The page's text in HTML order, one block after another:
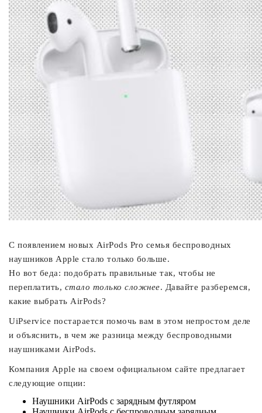
С появлением новых AirPods Pro семья беспроводных
наушников Apple стало только больше.
Но вот беда: подобрать правильные так, чтобы не
переплатить, стало только сложнее. Давайте разберемся,
какие выбрать AirPods?
UiPservice постарается помочь вам в этом непростом деле
и объяснить, в чем же разница между беспроводными
наушниками AirPods.
Компания Apple на своем официальном сайте предлагает
следующие опции:
Наушники AirPods с зарядным футляром